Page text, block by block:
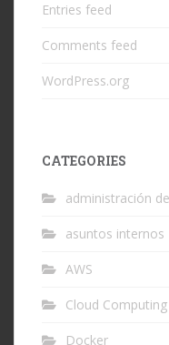
Entries feed
Comments feed
WordPress.org
CATEGORIES
administración
asuntos internos
AWS
Cloud Computing
Docker